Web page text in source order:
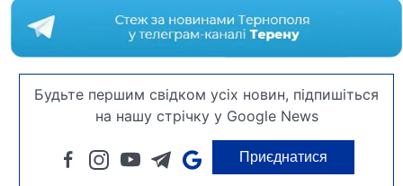
Будьте першим свідком усіх новин, підпишіться
на нашу стрічку у Google News
Приєднатися